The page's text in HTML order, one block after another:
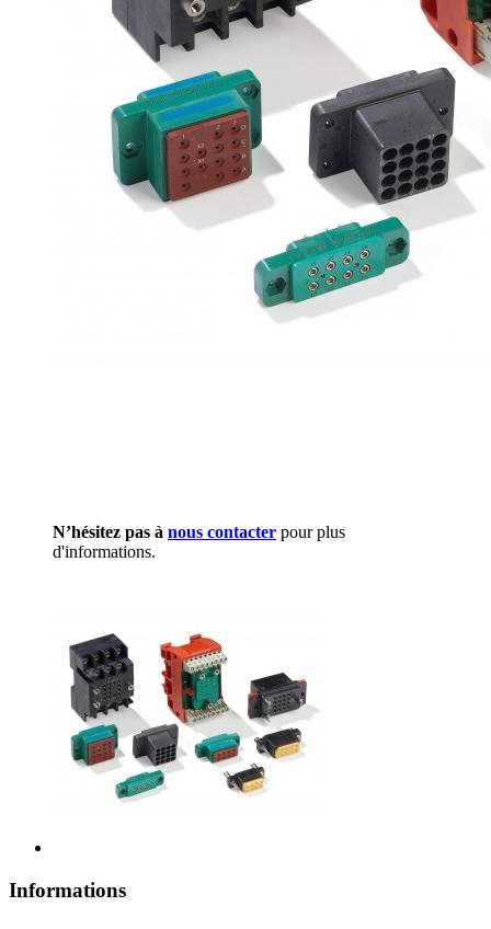
N’hésitez pas à nous contacter pour plus
d'informations.
Informations